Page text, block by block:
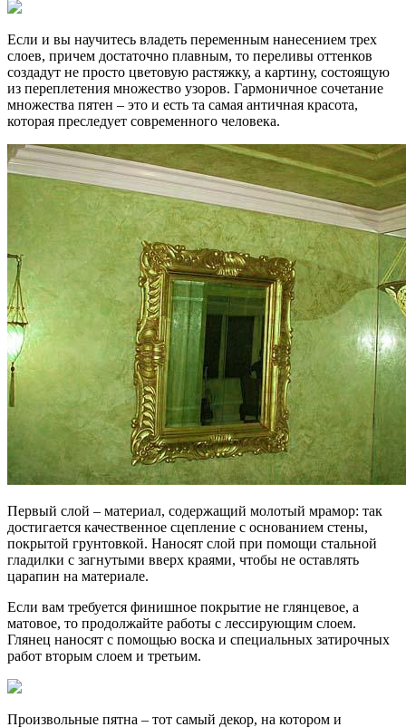
Если и вы научитесь владеть переменным нанесением трех
слоев, причем достаточно плавным, то переливы оттенков
создадут не просто цветовую растяжку, а картину, состоящую
из переплетения множество узоров. Гармоничное сочетание
множества пятен – это и есть та самая античная красота,
которая преследует современного человека.
Первый слой – материал, содержащий молотый мрамор: так
достигается качественное сцепление с основанием стены,
покрытой грунтовкой. Наносят слой при помощи стальной
гладилки с загнутыми вверх краями, чтобы не оставлять
царапин на материале.
Если вам требуется финишное покрытие не глянцевое, а
матовое, то продолжайте работы с лессирующим слоем.
Глянец наносят с помощью воска и специальных затирочных
работ вторым слоем и третьим.
Произвольные пятна – тот самый декор, на котором и